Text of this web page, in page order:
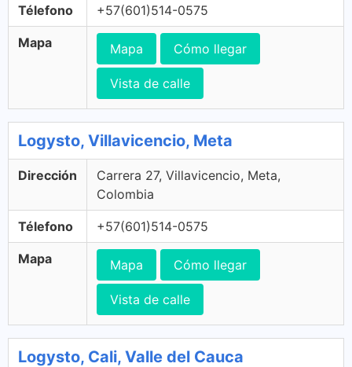
Télefono +57(601)514-0575
Mapa Mapa Cómo llegar
Vista de calle
Logysto, Villavicencio, Meta
Dirección
Carrera 27, Villavicencio, Meta,
Colombia
Télefono +57(601)514-0575
Mapa Mapa Cómo llegar
Vista de calle
Logysto, Cali, Valle del Cauca